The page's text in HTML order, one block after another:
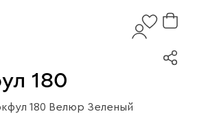
180
180 Велюр Зеленый